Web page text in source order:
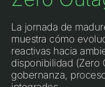
La jornada de
muestra cómo
reactivas hacia
disponibilidad (Zero
gobernanza,